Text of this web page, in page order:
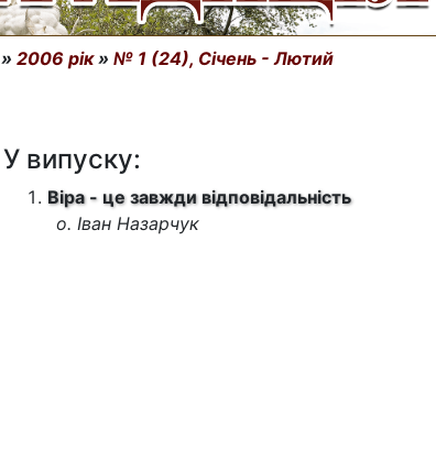
» 2006 рік» № 1 (24), Січень - Лютий
У випуску:
Віра - це завжди відповідальність
о. Іван Назарчук